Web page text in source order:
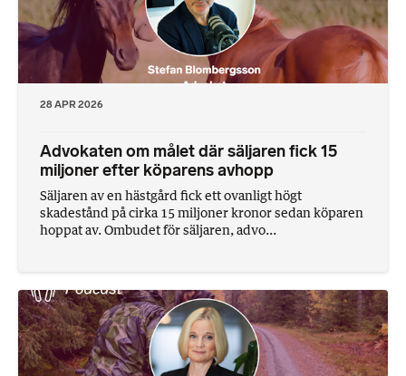
28 APR 2026
Advokaten om målet där säljaren fick 15
miljoner efter köparens avhopp
Säljaren av en hästgård fick ett ovanligt högt
skadestånd på cirka 15 miljoner kronor sedan köparen
hoppat av. Ombudet för säljaren, advo...